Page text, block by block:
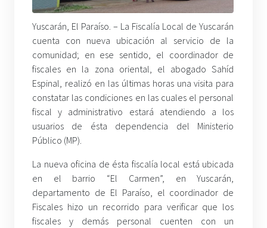
Yuscarán, El Paraíso. – La Fiscalía Local de Yuscarán
cuenta con nueva ubicación al servicio de la
comunidad; en ese sentido, el coordinador de
fiscales en la zona oriental, el abogado Sahíd
Espinal, realizó en las últimas horas una visita para
constatar las condiciones en las cuales el personal
fiscal y administrativo estará atendiendo a los
usuarios de ésta dependencia del Ministerio
Público (MP).
La nueva oficina de ésta fiscalía local está ubicada
en el barrio “El Carmen”, en Yuscarán,
departamento de El Paraíso, el coordinador de
Fiscales hizo un recorrido para verificar que los
fiscales y demás personal cuenten con un